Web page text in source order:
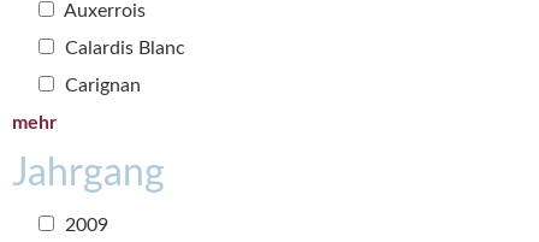
Auxerrois
Calardis Blanc
Carignan
mehr
Jahrgang
2009